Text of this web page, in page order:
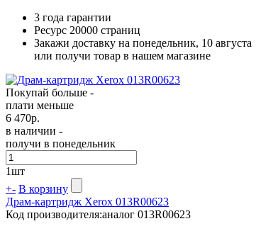
3 года гарантии
Ресурс 20000 страниц
Закажи доставку на понедельник, 10 августа
или получи товар в нашем магазине
Покупай больше -
плати меньше
6 470р.
в наличии -
получи в понедельник
1шт
+- В корзину
Драм-картридж Xerox 013R00623
Код производителя:аналог 013R00623